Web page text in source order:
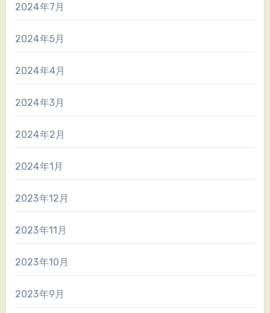
2024年7月
2024年5月
2024年4月
2024年3月
2024年2月
2024年1月
2023年12月
2023年11月
2023年10月
2023年9月